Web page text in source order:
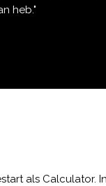
heb."
als Calculator.